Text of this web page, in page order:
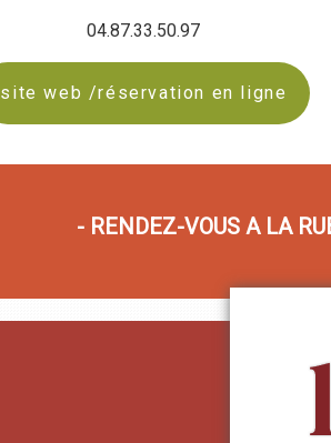
04.87.33.50.97
site web /réservation en ligne
- RENDEZ-VOUS A LA